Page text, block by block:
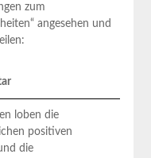
zum
angesehen und
loben die
positiven
⁤die